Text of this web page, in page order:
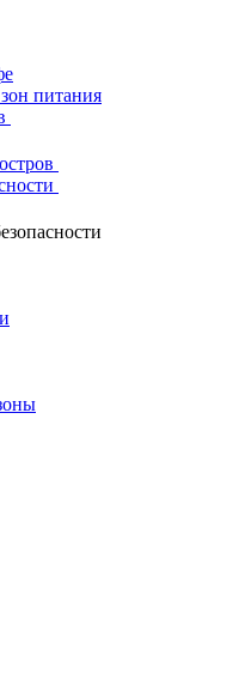
питания